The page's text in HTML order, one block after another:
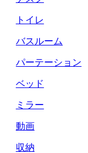
トイレ
バスルーム
パーテーション
ベッド
ミラー
動画
収納